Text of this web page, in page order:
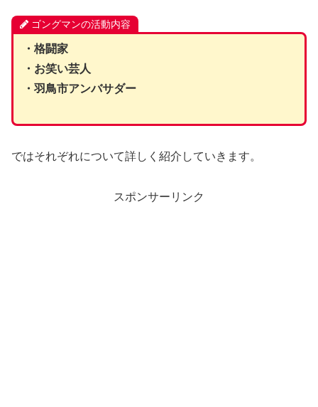
ゴングマンの活動内容
・格闘家
・お笑い芸人
・羽鳥市アンバサダー
ではそれぞれについて詳しく紹介していきます。
スポンサーリンク